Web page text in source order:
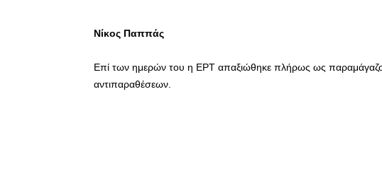
Νίκος Παππάς
Επί των ημερών του η ΕΡΤ απαξιώθηκε πλήρως ως
αντιπαραθέσεων.